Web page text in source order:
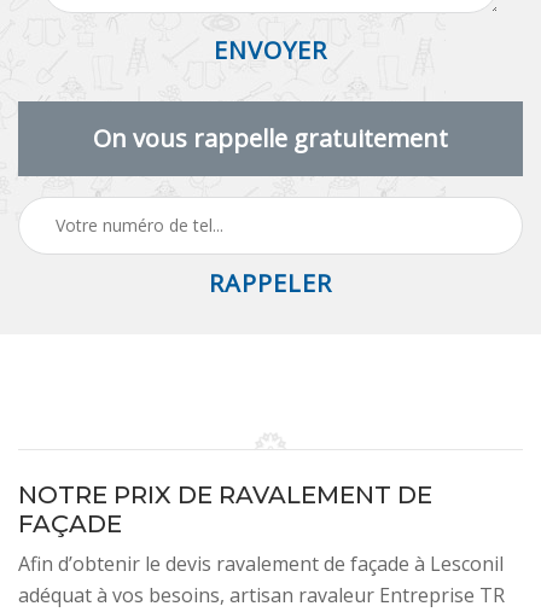
On vous rappelle gratuitement
NOTRE PRIX DE RAVALEMENT DE
FAÇADE
Afin d’obtenir le devis ravalement de façade à Lesconil
adéquat à vos besoins, artisan ravaleur Entreprise TR